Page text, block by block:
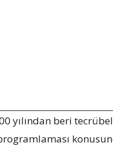
yılından beri